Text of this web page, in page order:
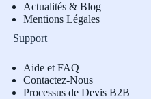
Actualités & Blog
Mentions Légales
Support
Aide et FAQ
Contactez-Nous
Processus de Devis B2B